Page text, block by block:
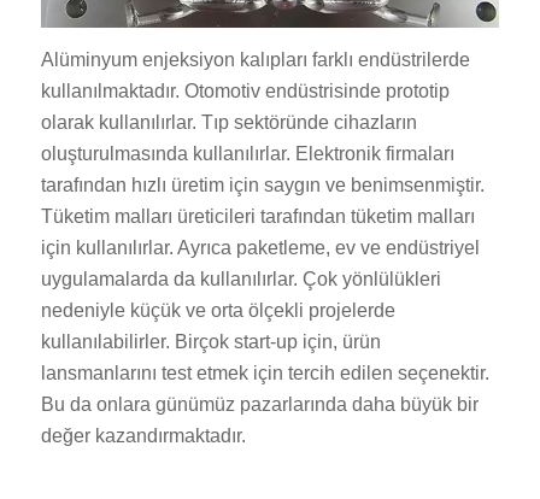
Alüminyum enjeksiyon kalıpları farklı endüstrilerde
kullanılmaktadır. Otomotiv endüstrisinde prototip
olarak kullanılırlar. Tıp sektöründe cihazların
oluşturulmasında kullanılırlar. Elektronik firmaları
tarafından hızlı üretim için saygın ve benimsenmiştir.
Tüketim malları üreticileri tarafından tüketim malları
için kullanılırlar. Ayrıca paketleme, ev ve endüstriyel
uygulamalarda da kullanılırlar. Çok yönlülükleri
nedeniyle küçük ve orta ölçekli projelerde
kullanılabilirler. Birçok start-up için, ürün
lansmanlarını test etmek için tercih edilen seçenektir.
Bu da onlara günümüz pazarlarında daha büyük bir
değer kazandırmaktadır.